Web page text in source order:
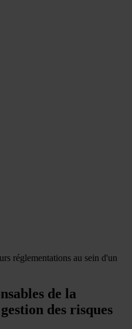
réglementations au sein d'un
de la
des risques